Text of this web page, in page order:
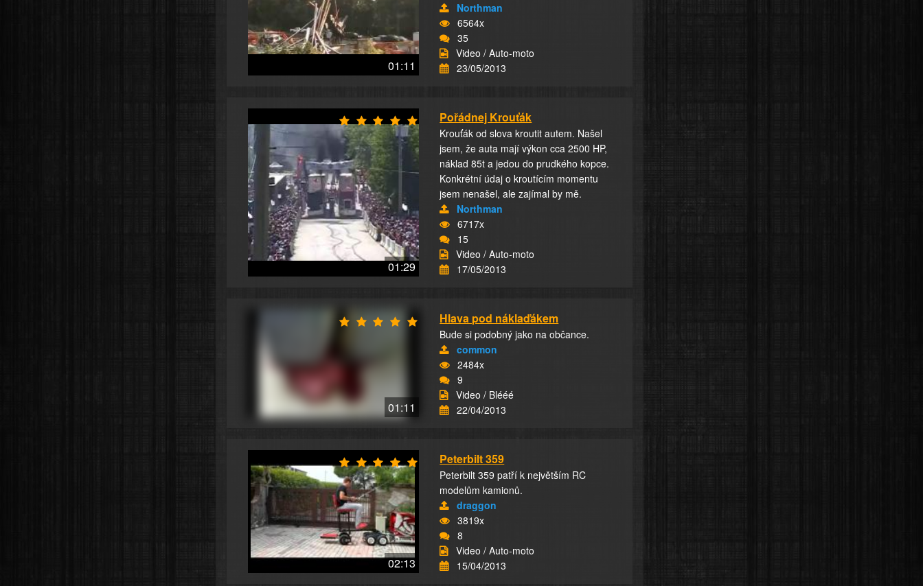
01:11
Northman
6564x
35
Video / Auto-moto
23/05/2013
01:29
Pořádnej Krouťák
Krouťák od slova kroutit autem. Našel
jsem, že auta mají výkon cca 2500 HP,
náklad 85t a jedou do prudkého kopce.
Konkrétní údaj o kroutícím momentu
jsem nenašel, ale zajímal by mě.
Northman
6717x
15
Video / Auto-moto
17/05/2013
01:11
Hlava pod náklaďákem
Bude si podobný jako na občance.
common
2484x
9
Video / Blééé
22/04/2013
02:13
Peterbilt 359
Peterbilt 359 patří k největším RC
modelům kamionů.
draggon
3819x
8
Video / Auto-moto
15/04/2013